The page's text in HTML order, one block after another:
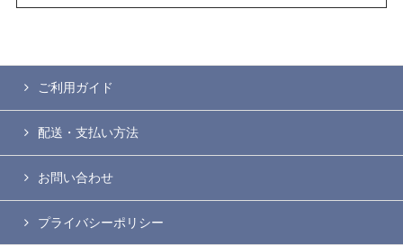
ご利用ガイド
配送・支払い方法
お問い合わせ
プライバシーポリシー